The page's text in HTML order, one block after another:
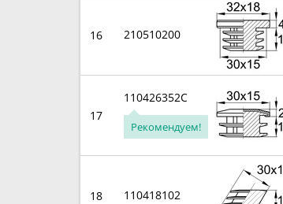
16 210510200
17
110426352C
Рекомендуем!
18 110418102